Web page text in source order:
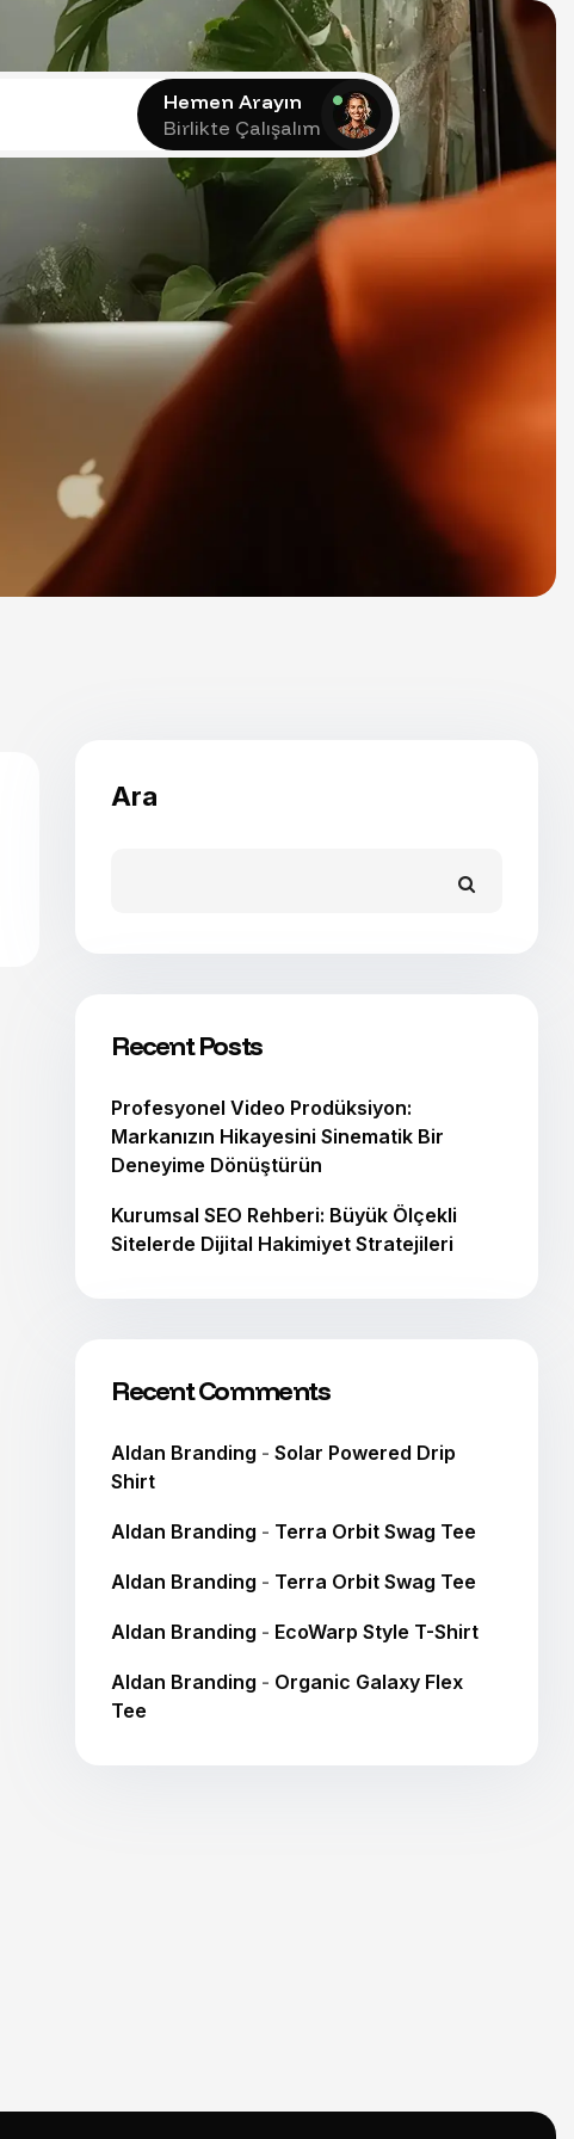
Hemen Arayın
Birlikte Çalışalım
Ara
Recent Posts
Profesyonel Video Prodüksiyon:
Markanızın Hikayesini Sinematik Bir
Deneyime Dönüştürün
Kurumsal SEO Rehberi: Büyük Ölçekli
Sitelerde Dijital Hakimiyet Stratejileri
Recent Comments
Aldan Branding - Solar Powered Drip
Shirt
Aldan Branding - Terra Orbit Swag Tee
Aldan Branding - Terra Orbit Swag Tee
Aldan Branding - EcoWarp Style T-Shirt
Aldan Branding - Organic Galaxy Flex
Tee